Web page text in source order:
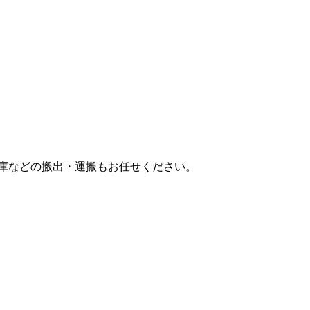
どの搬出・運搬もお任せください。